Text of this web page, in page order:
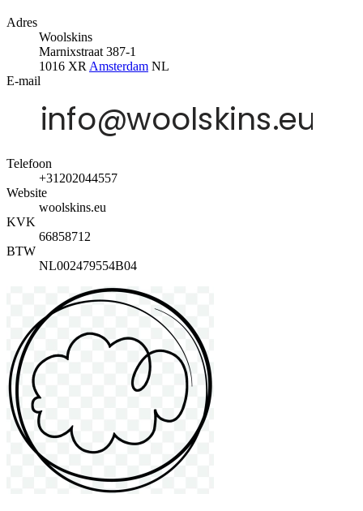
Adres
Woolskins
Marnixstraat 387-1
1016 XR Amsterdam NL
E-mail
Telefoon
+31202044557
Website
woolskins.eu
KVK
66858712
BTW
NL002479554B04